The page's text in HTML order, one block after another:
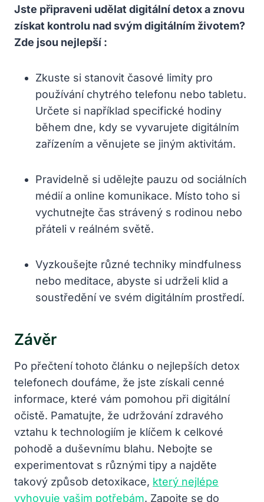
Jste připraveni udělat digitální detox a znovu
získat kontrolu nad svým digitálním životem?
Zde jsou nejlepší :
Zkuste si stanovit časové limity pro
používání chytrého telefonu nebo tabletu.
Určete si například specifické hodiny
během dne, kdy se vyvarujete digitálním
zařízením a věnujete se jiným aktivitám.
Pravidelně si udělejte pauzu od sociálních
médií a online komunikace. Místo toho si
vychutnejte čas strávený s rodinou nebo
přáteli v reálném světě.
Vyzkoušejte různé techniky mindfulness
nebo meditace, abyste si udrželi klid a
soustředění ve svém digitálním prostředí.
Závěr
Po přečtení tohoto článku o nejlepších detox
telefonech doufáme, že jste získali cenné
informace, které vám pomohou při digitální
očistě. Pamatujte, že udržování zdravého
vztahu k technologiím je klíčem k celkové
pohodě a duševnímu blahu. Nebojte se
experimentovat s různými tipy a najděte
takový způsob detoxikace, který nejlépe
vyhovuje vašim potřebám. Zapojte se do